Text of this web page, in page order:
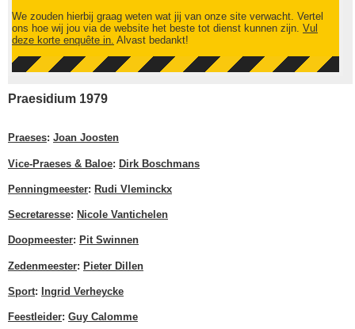
We zouden hierbij graag weten wat jij van onze site verwacht. Vertel
ons hoe wij jou via de website het beste tot dienst kunnen zijn. Vul
deze korte enquête in. Alvast bedankt!
Praesidium 1979
Praeses: Joan Joosten
Vice-Praeses & Baloe: Dirk Boschmans
Penningmeester: Rudi Vleminckx
Secretaresse: Nicole Vantichelen
Doopmeester: Pit Swinnen
Zedenmeester: Pieter Dillen
Sport: Ingrid Verheycke
Feestleider: Guy Calomme